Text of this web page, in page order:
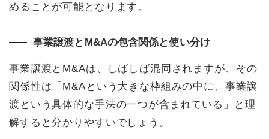
めることが可能となります。
事業譲渡とM&Aの包含関係と使い分け
事業譲渡とM&Aは、しばしば混同されますが、その
関係性は「M&Aという大きな枠組みの中に、事業譲
渡という具体的な手法の一つが含まれている」と理
解すると分かりやすいでしょう。